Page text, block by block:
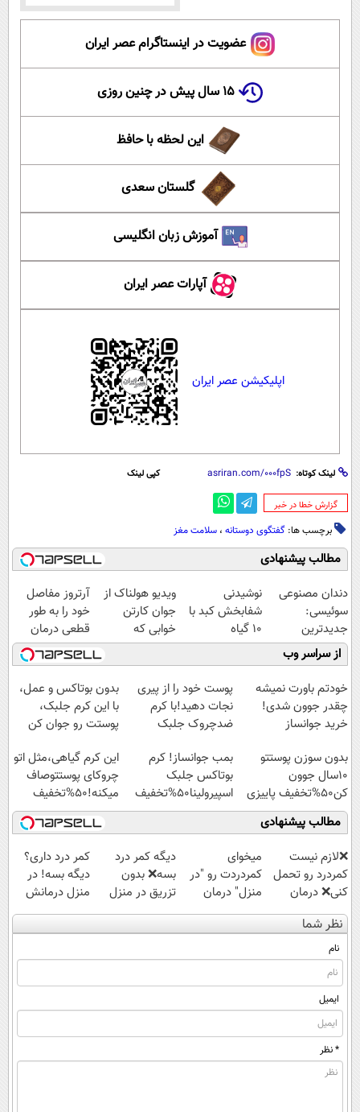
عضویت در اینستاگرام عصر ایران
۱۵ سال پیش در چنین روزی
این لحظه با حافظ
گلستان سعدی
آموزش زبان انگلیسی
آپارات عصر ایران
اپلیکیشن عصر ایران
لینک کوتاه: کپی لینک
‌گزارش خطا در خبر
برچسب ها: گفتگوی دوستانه ، سلامت مغز
مطالب پیشنهادی
دندان مصنوعی
سوئیسی:
جدیدترین
فناوری اروپا،
سبک و مقاوم |
پرداخت قسطی
نوشیدنی
شفابخش کبد با
10 گیاه
موثر(تخفیف تا
امشب)
ویدیو هولناک از
جوان کارتن
خوابی که
میلیاردر شد.
آموزش رایگان
آرتروز مفاصل
خود را به طور
قطعی درمان
کنید!
◗پرسش‌نامه◖
از سراسر وب
خودتم باورت نمیشه
چقدر جوون شدی!
خرید جوانساز
ویژه
پوست خود را از پیری
نجات دهید!با کرم
ضدچروک جلبک
بدون بوتاکس و عمل،
با این کرم جلبک،
پوستت رو جوان کن
بدون سوزن پوستتو
10سال جوون
کن50%تخفیف پاییزی
بمب جوانساز! کرم
بوتاکس جلبک
اسپیرولینا50%تخفیف
این کرم گیاهی،مثل اتو
چروکای پوستتوصاف
میکنه!50%تخفیف
مطالب پیشنهادی
❌لازم نیست
کمردرد رو تحمل
کنی❌ درمان
بدون جراحی و
قرص
(پرسشنامه)
میخوای
کمردردت رو "در
منزل" درمان
کنی؟ (◂فیلم +
◂پرسش‌نامه)
دیگه کمر درد
بسه❌ بدون
تزریق در منزل
درمانش کن✅
◀پرسش‌نامه پر
کمر درد داری؟
دیگه بسه! در
منزل درمانش
کن
(◀پرسش‌نامه)
نظر شما
نام
ایمیل
* نظر